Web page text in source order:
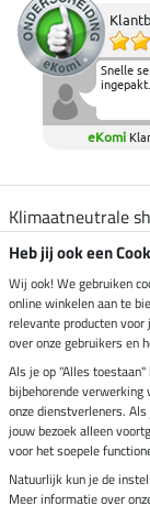
Snelle
ingepakt.
eKomi
Klimaatneutrale
Verzending per
Veilig betalen met
Heb jij ook een
Wij ook! We gebruiken
online winkelen aan te
relevante producten
over onze gebruikers en
Als je op "Alles
bijbehorende verwerking
onze dienstverleners.
jouw bezoek alleen
voor het soepele
Natuurlijk kun je de
Meer informatie over